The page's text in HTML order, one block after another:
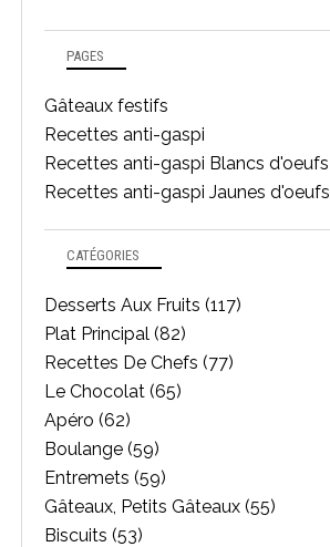
PAGES
Gâteaux festifs
Recettes anti-gaspi
Recettes anti-gaspi Blancs d'oeufs
Recettes anti-gaspi Jaunes d'oeufs
CATÉGORIES
Desserts Aux Fruits (117)
Plat Principal (82)
Recettes De Chefs (77)
Le Chocolat (65)
Apéro (62)
Boulange (59)
Entremets (59)
Gâteaux, Petits Gâteaux (55)
Biscuits (53)